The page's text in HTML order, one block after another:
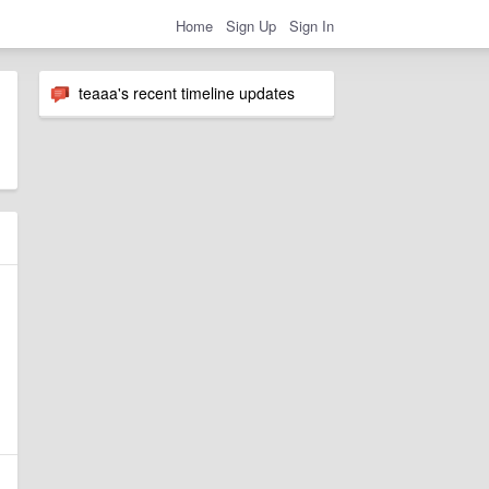
Home Sign Up Sign In
teaaa's recent timeline updates